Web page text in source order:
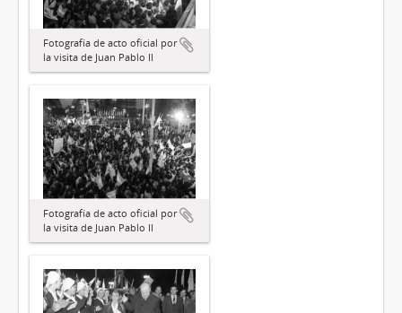
Fotografía de acto oficial por
la visita de Juan Pablo II
Fotografía de acto oficial por
la visita de Juan Pablo II